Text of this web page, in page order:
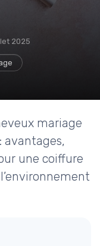
2025
mariage
avantages,
une coiffure